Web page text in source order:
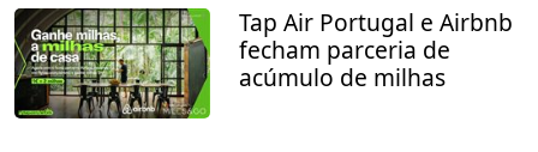
Tap Air Portugal e Airbnb
fecham parceria de
acúmulo de milhas